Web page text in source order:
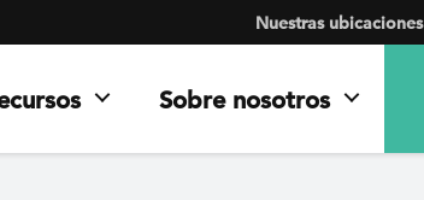
Sobre nosotros
Nuestras ubicaciones